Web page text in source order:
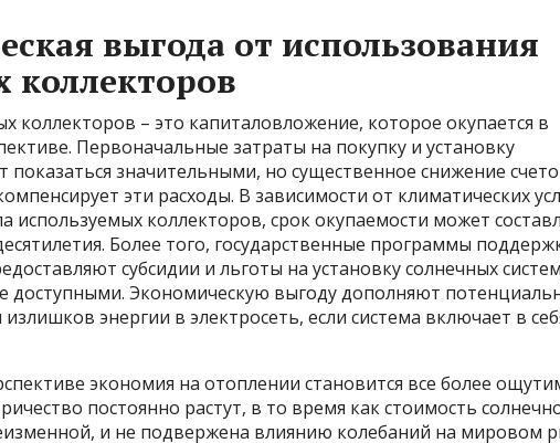
выгода от использования
коллекторов
коллекторов – это капиталовложение, которое окупается в
Первоначальные затраты на покупку и установку
показаться значительными, но существенное снижение
эти расходы. В зависимости от климатических
используемых коллекторов, срок окупаемости может
Более того, государственные программы
субсидии и льготы на установку солнечных
доступными. Экономическую выгоду дополняют
энергии в электросеть, если система включает в
экономия на отоплении становится все более
постоянно растут, в то время как стоимость
и не подвержена влиянию колебаний на мировом